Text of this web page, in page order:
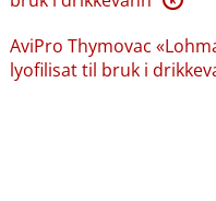
AviPro Thymovac
lyofilisat til bruk i